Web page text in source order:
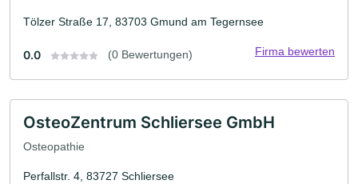
Tölzer Straße 17, 83703 Gmund am Tegernsee
0.0 (0 Bewertungen) Firma bewerten
OsteoZentrum Schliersee GmbH
Osteopathie
Perfallstr. 4, 83727 Schliersee